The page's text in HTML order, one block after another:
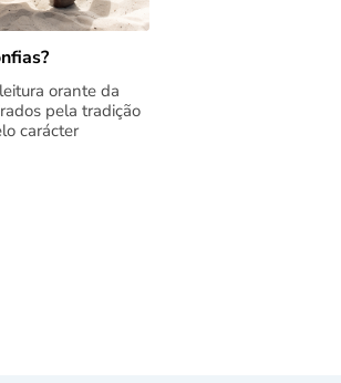
orante da
pela tradição
carácter